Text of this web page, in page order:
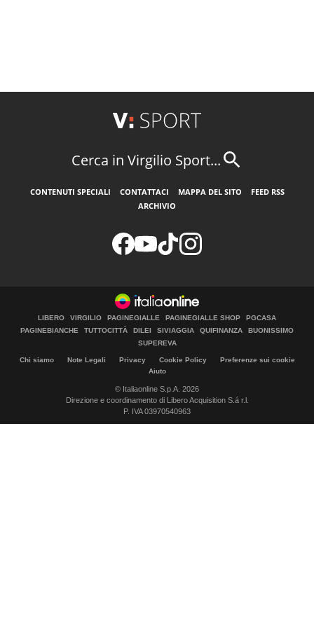
Cerca in Virgilio Sport...
CONTENUTI SPECIALI CONTATTACI MAPPA DEL SITO
FEED RSS
ARCHIVIO
LIBERO VIRGILIO PAGINEGIALLE PAGINEGIALLE SHOP
PGCASA
PAGINEBIANCHE
TUTTOCITTÀ DILEI SIVIAGGIA QUIFINANZA
BUONISSIMO
SUPEREVA
Chi siamo Note Legali Privacy Cookie Policy
Preferenze sui cookie
Aiuto
© Italiaonline S.p.A. 2026
Direzione e coordinamento di Libero Acquisition S.á r.l.
P. IVA 03970540963